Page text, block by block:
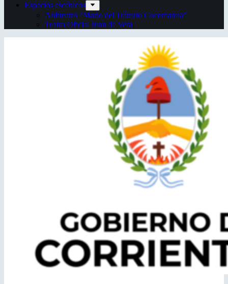
Espacios escénicos
Anfiteatro “Mario del Tránsito Cocomarola”
Teatro Oficial Juan de Vera